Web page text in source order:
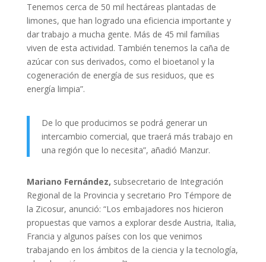
Tenemos cerca de 50 mil hectáreas plantadas de
limones, que han logrado una eficiencia importante y
dar trabajo a mucha gente. Más de 45 mil familias
viven de esta actividad. También tenemos la caña de
azúcar con sus derivados, como el bioetanol y la
cogeneración de energía de sus residuos, que es
energía limpia”.
De lo que producimos se podrá generar un
intercambio comercial, que traerá más trabajo en
una región que lo necesita”, añadió Manzur.
Mariano Fernández, subsecretario de Integración
Regional de la Provincia y secretario Pro Témpore de
la Zicosur, anunció: “Los embajadores nos hicieron
propuestas que vamos a explorar desde Austria, Italia,
Francia y algunos países con los que venimos
trabajando en los ámbitos de la ciencia y la tecnología,